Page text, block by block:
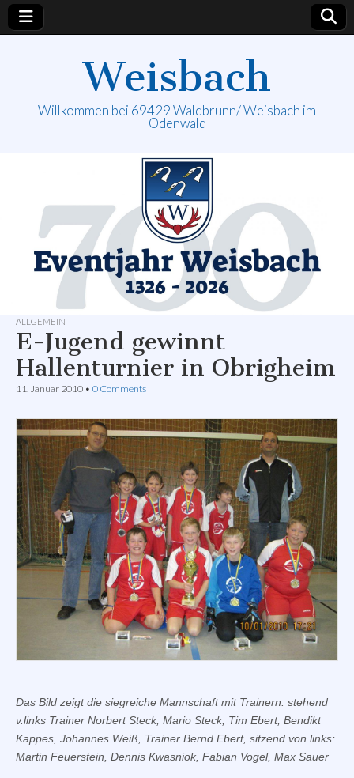
Weisbach
Willkommen bei 69429 Waldbrunn/ Weisbach im
Odenwald
ALLGEMEIN
E-Jugend gewinnt
Hallenturnier in Obrigheim
11. Januar 2010 • 0 Comments
Das Bild zeigt die siegreiche Mannschaft mit Trainern: stehend
v.links Trainer Norbert Steck, Mario Steck, Tim Ebert, Bendikt
Kappes, Johannes Weiß, Trainer Bernd Ebert, sitzend von links:
Martin Feuerstein, Dennis Kwasniok, Fabian Vogel, Max Sauer